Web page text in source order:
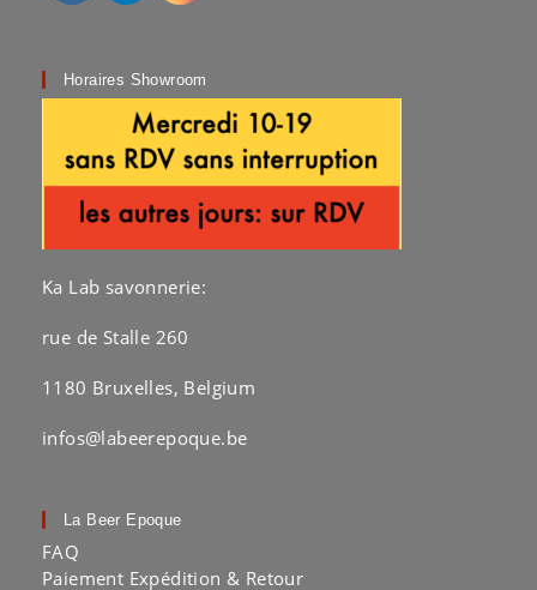
Horaires Showroom
Ka Lab savonnerie:
rue de Stalle 260
1180 Bruxelles, Belgium
infos@labeerepoque.be
La Beer Epoque
FAQ
Paiement Expédition & Retour